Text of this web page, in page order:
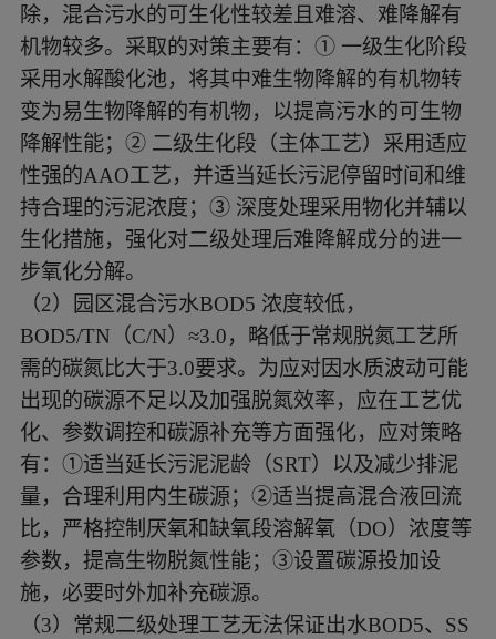
除，混合污水的可生化性较差且难溶、难降解有
机物较多。采取的对策主要有：① 一级生化阶段
采用水解酸化池，将其中难生物降解的有机物转
变为易生物降解的有机物，以提高污水的可生物
降解性能；② 二级生化段（主体工艺）采用适应
性强的AAO工艺，并适当延长污泥停留时间和维
持合理的污泥浓度；③ 深度处理采用物化并辅以
生化措施，强化对二级处理后难降解成分的进一
步氧化分解。
（2）园区混合污水BOD5 浓度较低，
BOD5/TN（C/N）≈3.0，略低于常规脱氮工艺所
需的碳氮比大于3.0要求。为应对因水质波动可能
出现的碳源不足以及加强脱氮效率，应在工艺优
化、参数调控和碳源补充等方面强化，应对策略
有：①适当延长污泥泥龄（SRT）以及减少排泥
量，合理利用内生碳源；②适当提高混合液回流
比，严格控制厌氧和缺氧段溶解氧（DO）浓度等
参数，提高生物脱氮性能；③设置碳源投加设
施，必要时外加补充碳源。
（3）常规二级处理工艺无法保证出水BOD5、SS